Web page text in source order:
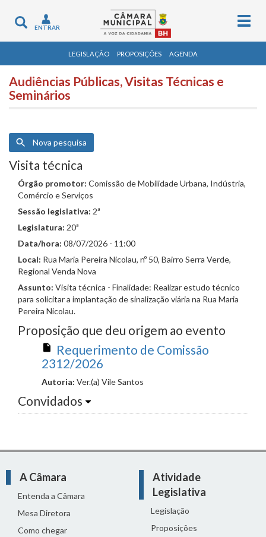
Toggle
navigation
ENTRAR
LEGISLAÇÃO PROPOSIÇÕES AGENDA
Audiências Públicas, Visitas Técnicas e
Seminários
Nova pesquisa
Visita técnica
Órgão promotor: Comissão de Mobilidade Urbana, Indústria,
Comércio e Serviços
Sessão legislativa: 2ª
Legislatura: 20ª
Data/hora: 08/07/2026 - 11:00
Local: Rua Maria Pereira Nicolau, nº 50, Bairro Serra Verde,
Regional Venda Nova
Assunto: Visita técnica - Finalidade: Realizar estudo técnico
para solicitar a implantação de sinalização viária na Rua Maria
Pereira Nicolau.
Proposição que deu origem ao evento
Requerimento de Comissão
2312/2026
Autoria: Ver.(a) Vile Santos
Convidados
A Câmara
Entenda a Câmara
Mesa Diretora
Como chegar
Atividade
Legislativa
Legislação
Proposições